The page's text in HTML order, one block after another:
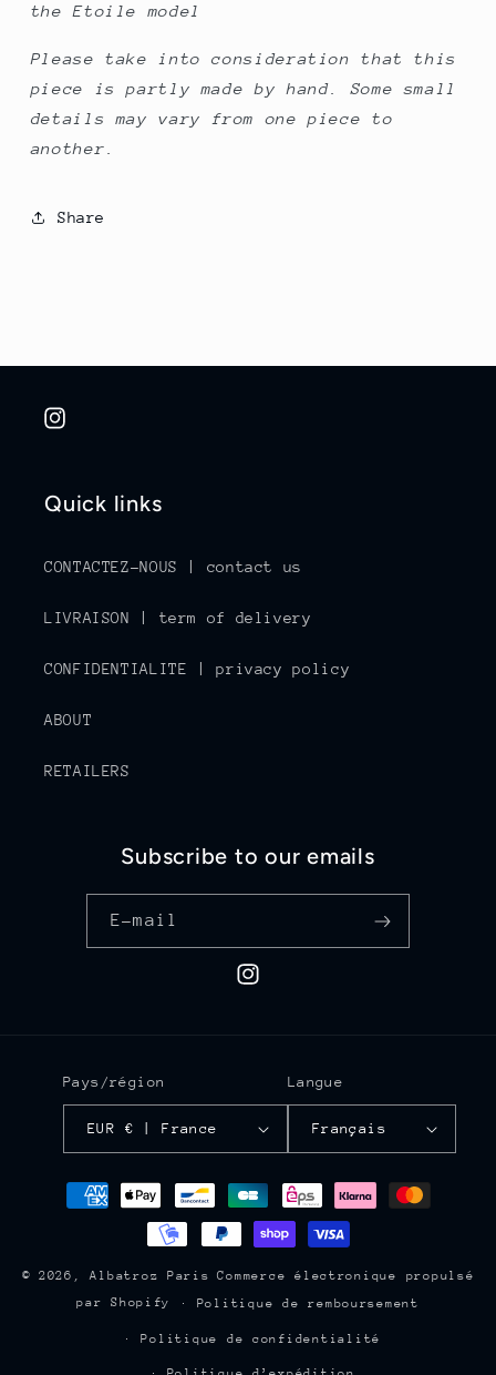
the Etoile model
Please take into consideration that this
piece is partly made by hand. Some small
details may vary from one piece to
another.
Share
Instagram
Quick links
CONTACTEZ-NOUS | contact us
LIVRAISON | term of delivery
CONFIDENTIALITE | privacy policy
ABOUT
RETAILERS
Subscribe to our emails
E-mail
Instagram
Pays/région
EUR € | France
Langue
Français
Moyens
© 2026,Albatroz Paris
Commerce électronique propulsé
par Shopify
Politique de remboursement
Politique de confidentialité